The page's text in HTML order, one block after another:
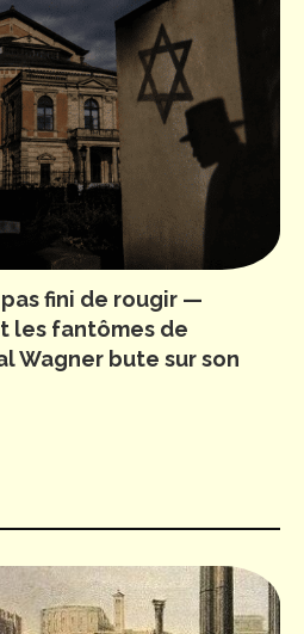
fini de rougir —
les fantômes de
Wagner bute sur son